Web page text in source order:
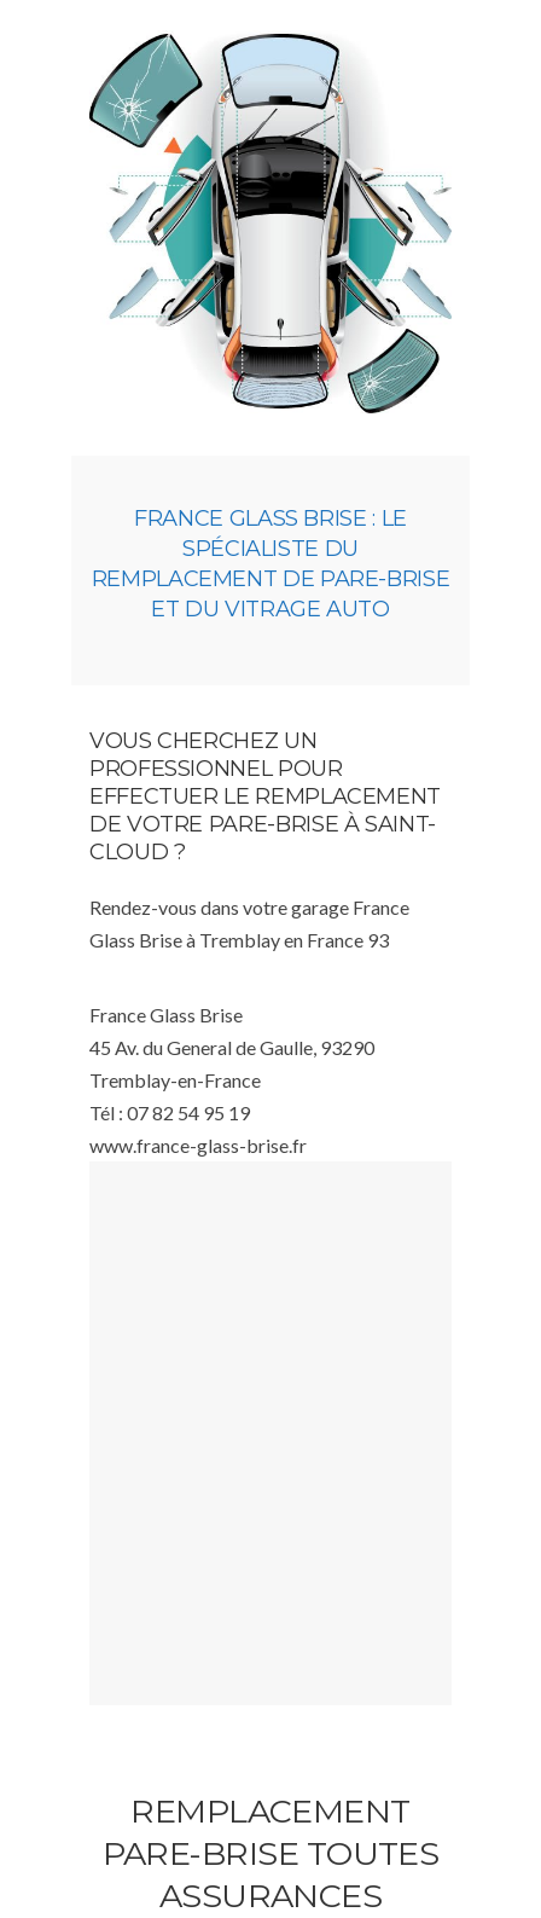
FRANCE GLASS BRISE : LE
SPÉCIALISTE DU
REMPLACEMENT DE PARE-BRISE
ET DU VITRAGE AUTO
VOUS CHERCHEZ UN
PROFESSIONNEL POUR
EFFECTUER LE REMPLACEMENT
DE VOTRE PARE-BRISE À SAINT-
CLOUD ?
Rendez-vous dans votre garage France
Glass Brise à Tremblay en France 93
France Glass Brise
45 Av. du General de Gaulle, 93290
Tremblay-en-France
Tél : 07 82 54 95 19
www.france-glass-brise.fr
REMPLACEMENT
PARE-BRISE TOUTES
ASSURANCES